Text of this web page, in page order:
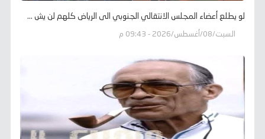
لو يطلع أعضاء المجلس الانتقالي الجنوبي الى الرياض كلهم لن يش ...
السبت/08/أغسطس/2026 - 09:43 م